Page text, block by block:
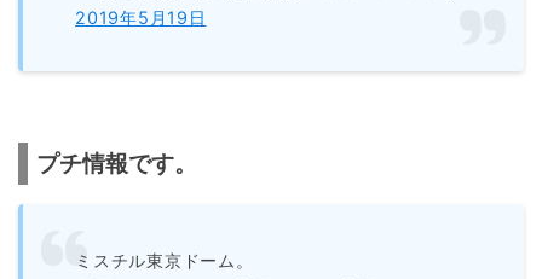
2019年5月19日
プチ情報です。
ミスチル東京ドーム。